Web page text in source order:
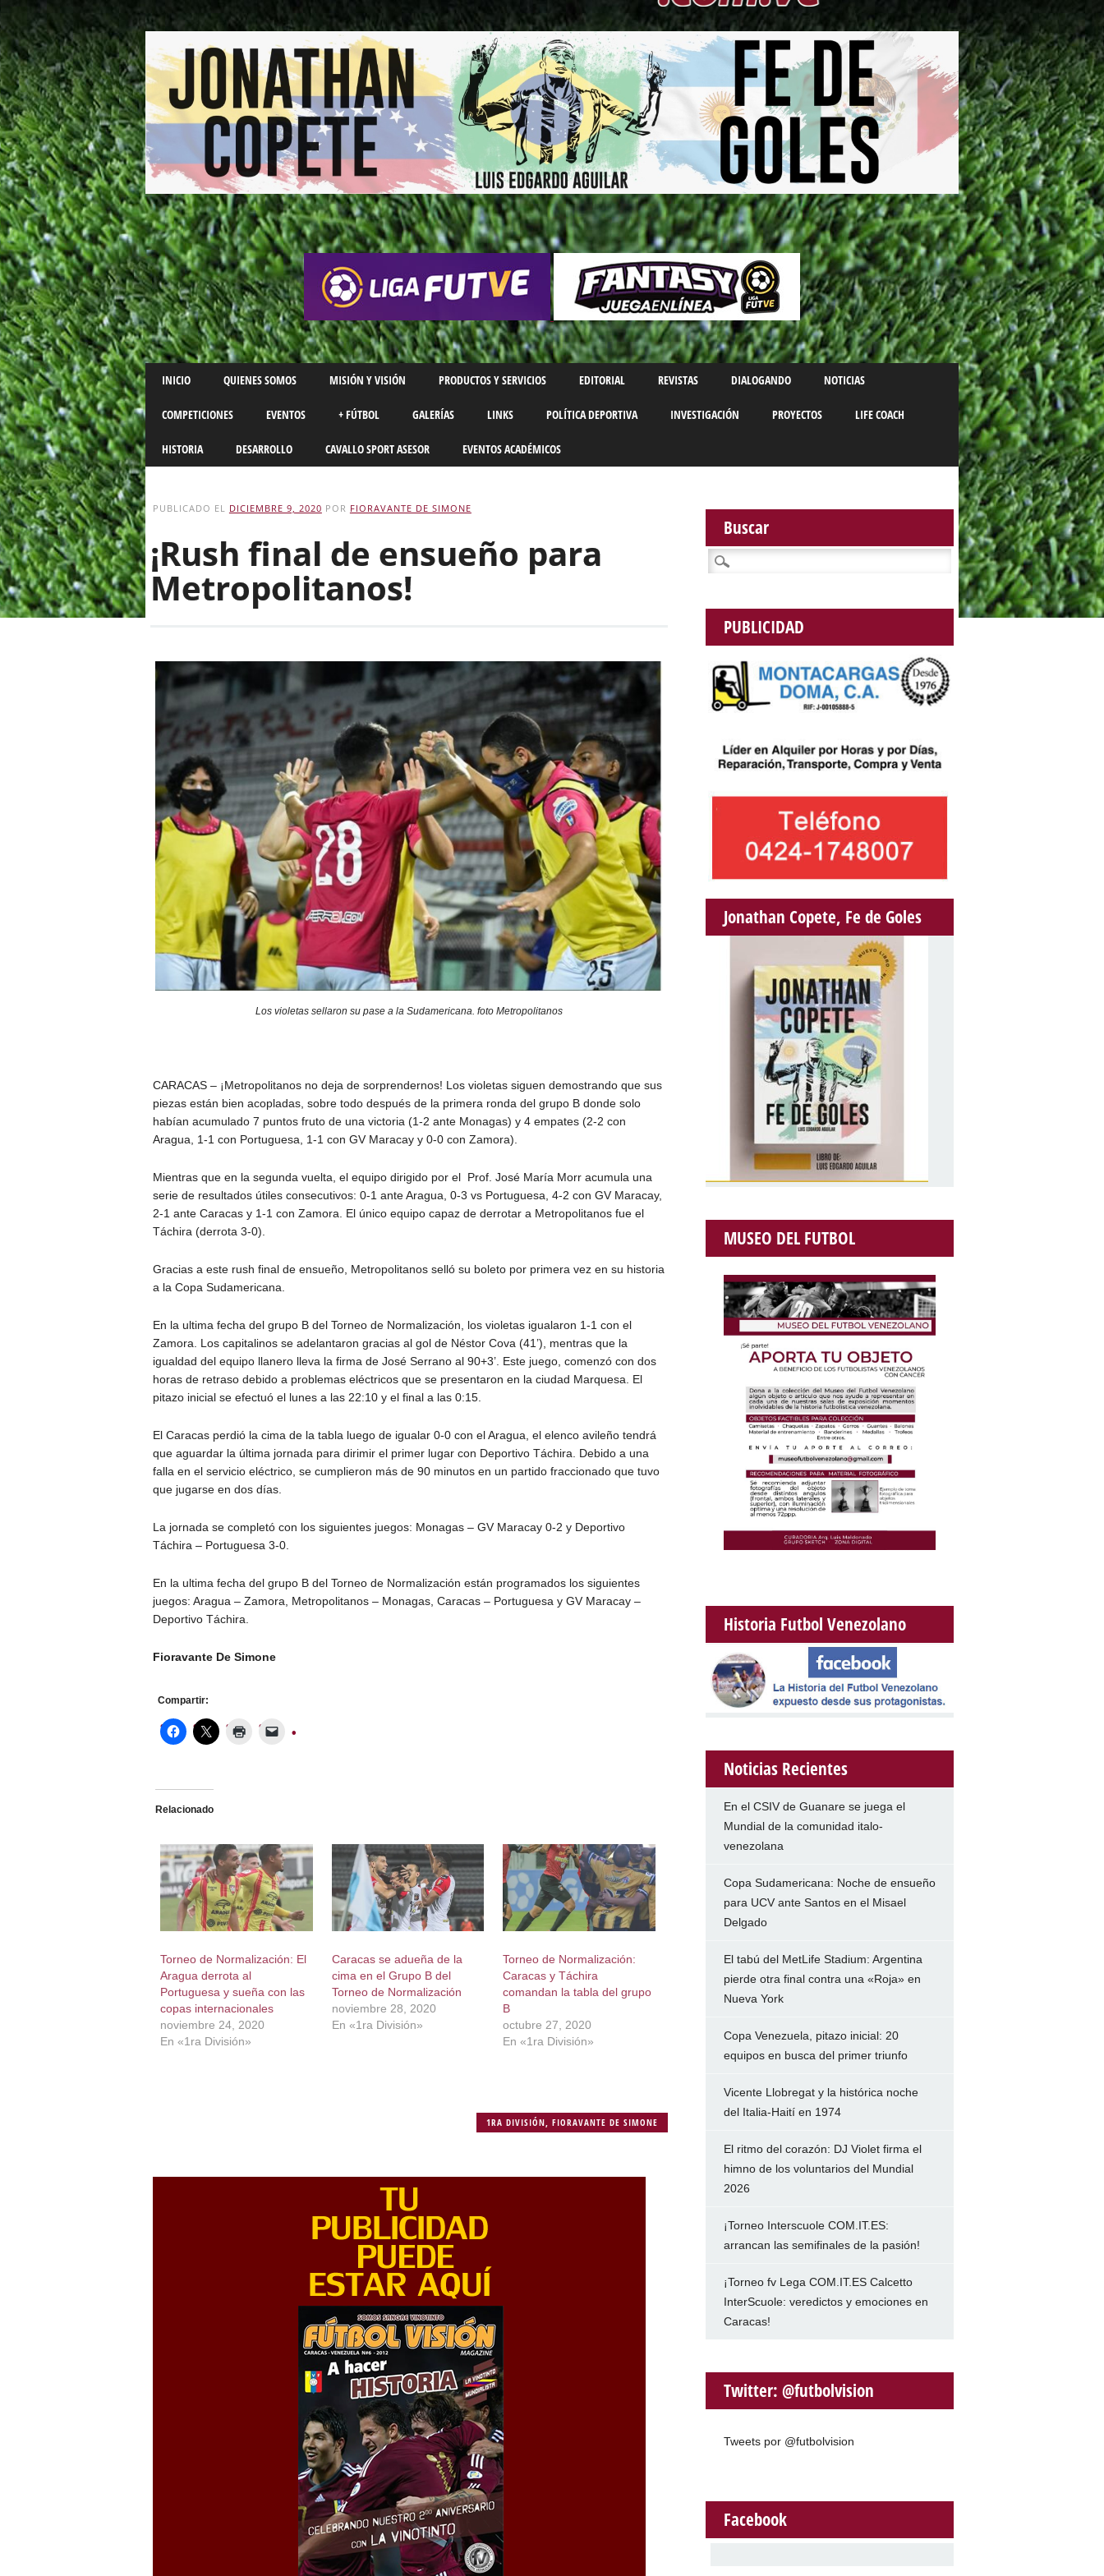
Main menu
Skip
to
content
INICIO QUIENES SOMOS MISIÓN Y VISIÓN PRODUCTOS Y SERVICIOS EDITORIAL REVISTAS DIALOGANDO NOTICIAS
COMPETICIONES EVENTOS + FÚTBOL GALERÍAS LINKS POLÍTICA DEPORTIVA INVESTIGACIÓN PROYECTOS LIFE COACH
HISTORIA DESARROLLO CAVALLO SPORT ASESOR EVENTOS ACADÉMICOS
PUBLICADO EL DICIEMBRE 9, 2020 POR FIORAVANTE DE SIMONE
¡Rush final de ensueño para
Metropolitanos!
Los violetas sellaron su pase a la Sudamericana. foto Metropolitanos
CARACAS – ¡Metropolitanos no deja de sorprendernos! Los violetas siguen demostrando que sus
piezas están bien acopladas, sobre todo después de la primera ronda del grupo B donde solo
habían acumulado 7 puntos fruto de una victoria (1-2 ante Monagas) y 4 empates (2-2 con
Aragua, 1-1 con Portuguesa, 1-1 con GV Maracay y 0-0 con Zamora).
Mientras que en la segunda vuelta, el equipo dirigido por el Prof. José María Morr acumula una
serie de resultados útiles consecutivos: 0-1 ante Aragua, 0-3 vs Portuguesa, 4-2 con GV Maracay,
2-1 ante Caracas y 1-1 con Zamora. El único equipo capaz de derrotar a Metropolitanos fue el
Táchira (derrota 3-0).
Gracias a este rush final de ensueño, Metropolitanos selló su boleto por primera vez en su historia
a la Copa Sudamericana.
En la ultima fecha del grupo B del Torneo de Normalización, los violetas igualaron 1-1 con el
Zamora. Los capitalinos se adelantaron gracias al gol de Néstor Cova (41’), mentras que la
igualdad del equipo llanero lleva la firma de José Serrano al 90+3’. Este juego, comenzó con dos
horas de retraso debido a problemas eléctricos que se presentaron en la ciudad Marquesa. El
pitazo inicial se efectuó el lunes a las 22:10 y el final a las 0:15.
El Caracas perdió la cima de la tabla luego de igualar 0-0 con el Aragua, el elenco avileño tendrá
que aguardar la última jornada para dirimir el primer lugar con Deportivo Táchira. Debido a una
falla en el servicio eléctrico, se cumplieron más de 90 minutos en un partido fraccionado que tuvo
que jugarse en dos días.
La jornada se completó con los siguientes juegos: Monagas – GV Maracay 0-2 y Deportivo
Táchira – Portuguesa 3-0.
En la ultima fecha del grupo B del Torneo de Normalización están programados los siguientes
juegos: Aragua – Zamora, Metropolitanos – Monagas, Caracas – Portuguesa y GV Maracay –
Deportivo Táchira.
Fioravante De Simone
Compartir:
Relacionado
Torneo de Normalización: El
Aragua derrota al
Portuguesa y sueña con las
copas internacionales
noviembre 24, 2020
En «1ra División»
Caracas se adueña de la
cima en el Grupo B del
Torneo de Normalización
noviembre 28, 2020
En «1ra División»
Torneo de Normalización:
Caracas y Táchira
comandan la tabla del grupo
B
octubre 27, 2020
En «1ra División»
1RA DIVISIÓN,FIORAVANTE DE SIMONE
Buscar
Buscar:
PUBLICIDAD
Jonathan Copete, Fe de Goles
MUSEO DEL FUTBOL
Historia Futbol Venezolano
Noticias Recientes
En el CSIV de Guanare se juega el
Mundial de la comunidad italo-
venezolana
Copa Sudamericana: Noche de ensueño
para UCV ante Santos en el Misael
Delgado
El tabú del MetLife Stadium: Argentina
pierde otra final contra una «Roja» en
Nueva York
Copa Venezuela, pitazo inicial: 20
equipos en busca del primer triunfo
Vicente Llobregat y la histórica noche
del Italia-Haití en 1974
El ritmo del corazón: DJ Violet firma el
himno de los voluntarios del Mundial
2026
¡Torneo Interscuole COM.IT.ES:
arrancan las semifinales de la pasión!
¡Torneo fv Lega COM.IT.ES Calcetto
InterScuole: veredictos y emociones en
Caracas!
Twitter: @futbolvision
Tweets por @futbolvision
Facebook